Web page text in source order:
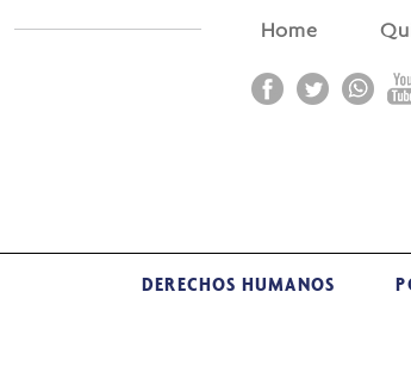
Home
DERECHOS HUMANOS